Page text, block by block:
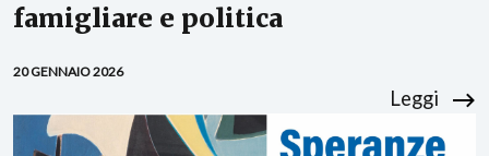
famigliare e politica
20 GENNAIO 2026
Leggi